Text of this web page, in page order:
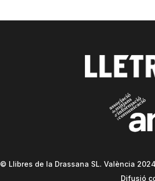
© Llibres de la Drassana SL. València 2024
Difusió